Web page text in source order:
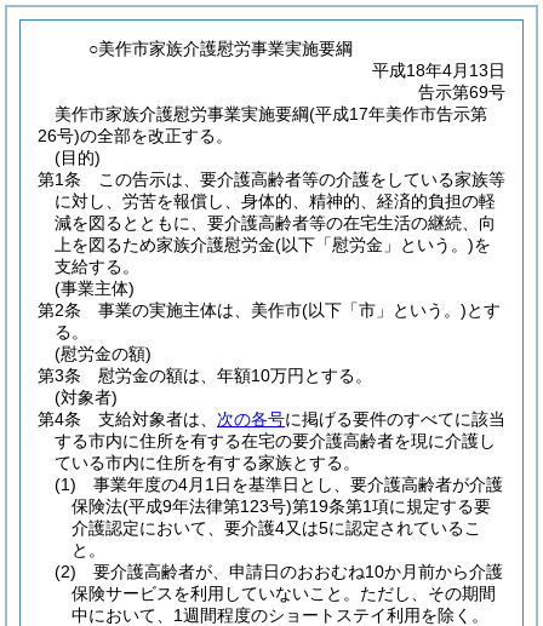
○美作市家族介護慰労事業実施要綱
平成18年4月13日
告示第69号
美作市家族介護慰労事業実施要綱(平成17年美作市告示第
26号)の全部を改正する。
(目的)
第1条
この告示は、要介護高齢者等の介護をしている家族等
に対し、労苦を報償し、身体的、精神的、経済的負担の軽
減を図るとともに、要介護高齢者等の在宅生活の継続、向
上を図るため家族介護慰労金(以下「慰労金」という。)を
支給する。
(事業主体)
第2条
事業の実施主体は、美作市(以下「市」という。)とす
る。
(慰労金の額)
第3条
慰労金の額は、年額10万円とする。
(対象者)
第4条
支給対象者は、 次の各号に掲げる要件のすべてに該当
する市内に住所を有する在宅の要介護高齢者を現に介護し
ている市内に住所を有する家族とする。
(1)
事業年度の4月1日を基準日とし、要介護高齢者が介護
保険法(平成9年法律第123号)第19条第1項に規定する要
介護認定において、要介護4又は5に認定されているこ
と。
(2)
要介護高齢者が、申請日のおおむね10か月前から介護
保険サービスを利用していないこと。 ただし、その期間
中において、1週間程度のショートステイ利用を除く。